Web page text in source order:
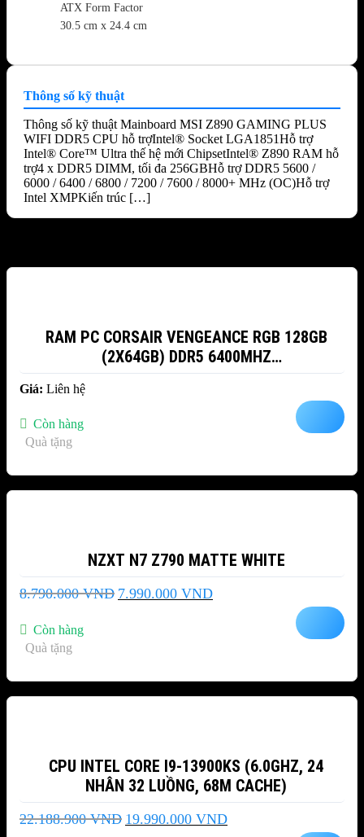
ATX Form Factor
30.5 cm x 24.4 cm
Thông số kỹ thuật
Thông số kỹ thuật Mainboard MSI Z890 GAMING PLUS
WIFI DDR5 CPU hỗ trợIntel® Socket LGA1851Hỗ trợ
Intel® Core™ Ultra thế hệ mới ChipsetIntel® Z890 RAM hỗ
trợ4 x DDR5 DIMM, tối đa 256GBHỗ trợ DDR5 5600 /
6000 / 6400 / 6800 / 7200 / 7600 / 8000+ MHz (OC)Hỗ trợ
Intel XMPKiến trúc […]
RAM PC CORSAIR VENGEANCE RGB 128GB
(2X64GB) DDR5 6400MHZ
(CMH128GX5M2B6400C42)
Giá: Liên hệ
Còn hàng
Quà tặng
NZXT N7 Z790 MATTE WHITE
8.790.000VND Giá
7.990.000 VNDGiá
Còn hàng
Quà tặng
CPU INTEL CORE I9-13900KS (6.0GHZ, 24
NHÂN 32 LUỒNG, 68M CACHE)
22.188.900VND Giá
19.990.000 VNDGiá